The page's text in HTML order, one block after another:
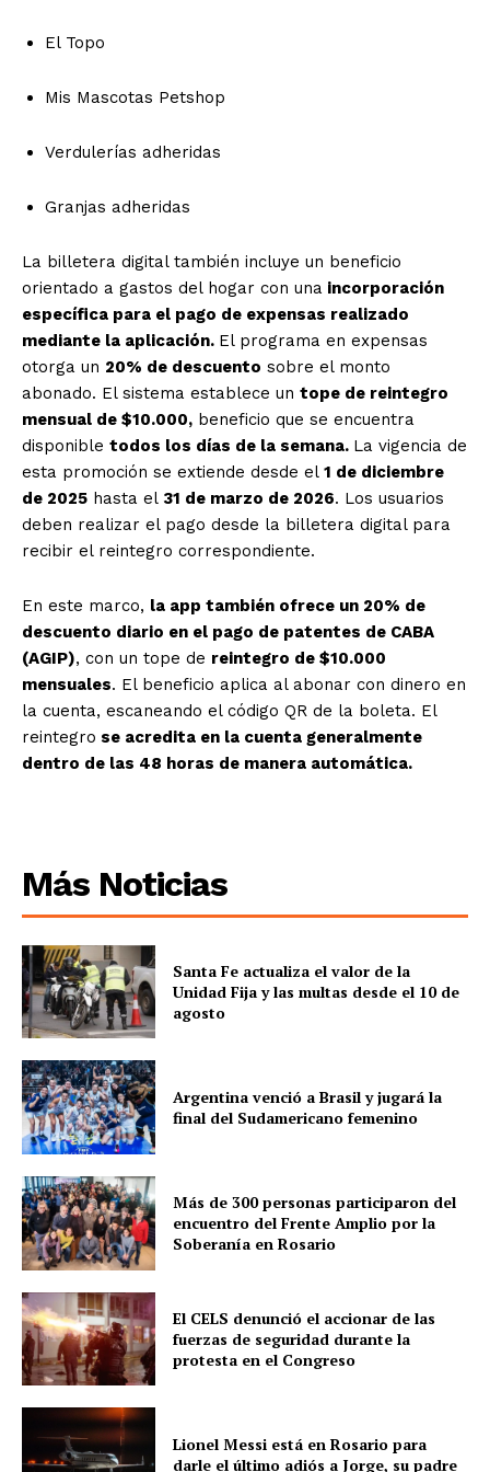
El Topo
Mis Mascotas Petshop
Verdulerías adheridas
Granjas adheridas
La billetera digital también incluye un beneficio
orientado a gastos del hogar con una incorporación
específica para el pago de expensas realizado
mediante la aplicación. El programa en expensas
otorga un 20% de descuento sobre el monto
abonado. El sistema establece un tope de reintegro
mensual de $10.000, beneficio que se encuentra
disponible todos los días de la semana. La vigencia de
esta promoción se extiende desde el 1 de diciembre
de 2025 hasta el 31 de marzo de 2026. Los usuarios
deben realizar el pago desde la billetera digital para
recibir el reintegro correspondiente.
En este marco, la app también ofrece un 20% de
descuento diario en el pago de patentes de CABA
(AGIP), con un tope de reintegro de $10.000
mensuales. El beneficio aplica al abonar con dinero en
la cuenta, escaneando el código QR de la boleta. El
reintegro se acredita en la cuenta generalmente
dentro de las 48 horas de manera automática.
Más Noticias
Santa Fe actualiza el valor de la
Unidad Fija y las multas desde el 10 de
agosto
Argentina venció a Brasil y jugará la
final del Sudamericano femenino
Más de 300 personas participaron del
encuentro del Frente Amplio por la
Soberanía en Rosario
El CELS denunció el accionar de las
fuerzas de seguridad durante la
protesta en el Congreso
Lionel Messi está en Rosario para
darle el último adiós a Jorge, su padre